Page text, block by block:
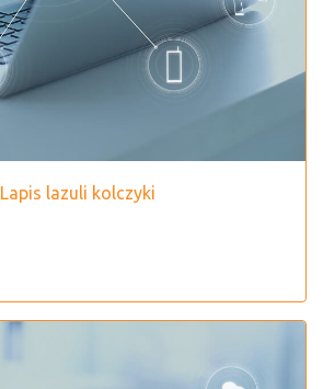
Lapis lazuli kolczyki